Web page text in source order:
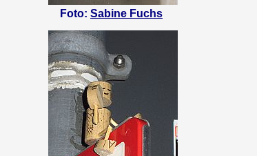
Foto: Sabine Fuchs